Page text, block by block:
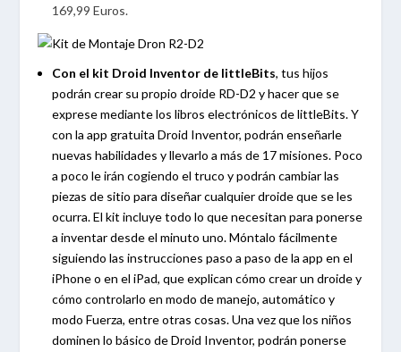
169,99 Euros.
Con el kit Droid Inventor de littleBits, tus hijos
podrán crear su propio droide RD-D2 y hacer que se
exprese mediante los libros electrónicos de littleBits. Y
con la app gratuita Droid Inventor, podrán enseñarle
nuevas habilidades y llevarlo a más de 17 misiones. Poco
a poco le irán cogiendo el truco y podrán cambiar las
piezas de sitio para diseñar cualquier droide que se les
ocurra. El kit incluye todo lo que necesitan para ponerse
a inventar desde el minuto uno. Móntalo fácilmente
siguiendo las instrucciones paso a paso de la app en el
iPhone o en el iPad, que explican cómo crear un droide y
cómo controlarlo en modo de manejo, automático y
modo Fuerza, entre otras cosas. Una vez que los niños
dominen lo básico de Droid Inventor, podrán ponerse